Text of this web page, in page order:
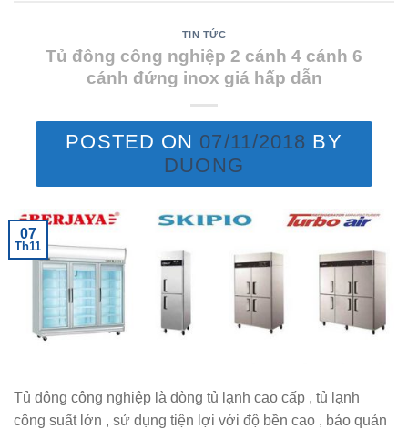
TIN TỨC
Tủ đông công nghiệp 2 cánh 4 cánh 6
cánh đứng inox giá hấp dẫn
POSTED ON 07/11/2018 BY
DUONG
07
Th11
Tủ đông công nghiệp là dòng tủ lạnh cao cấp , tủ lạnh
công suất lớn , sử dụng tiện lợi với độ bền cao , bảo quản